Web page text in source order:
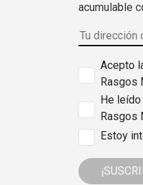
acumulable
Acepto
Rasgos
He
Rasgos
Estoy